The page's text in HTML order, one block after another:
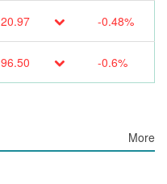
20.97 -0.48%
96.50 -0.6%
More